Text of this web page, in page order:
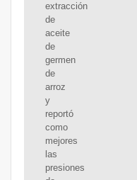
extracción
de
aceite
de
germen
de
arroz
y
reportó
como
mejores
las
presiones